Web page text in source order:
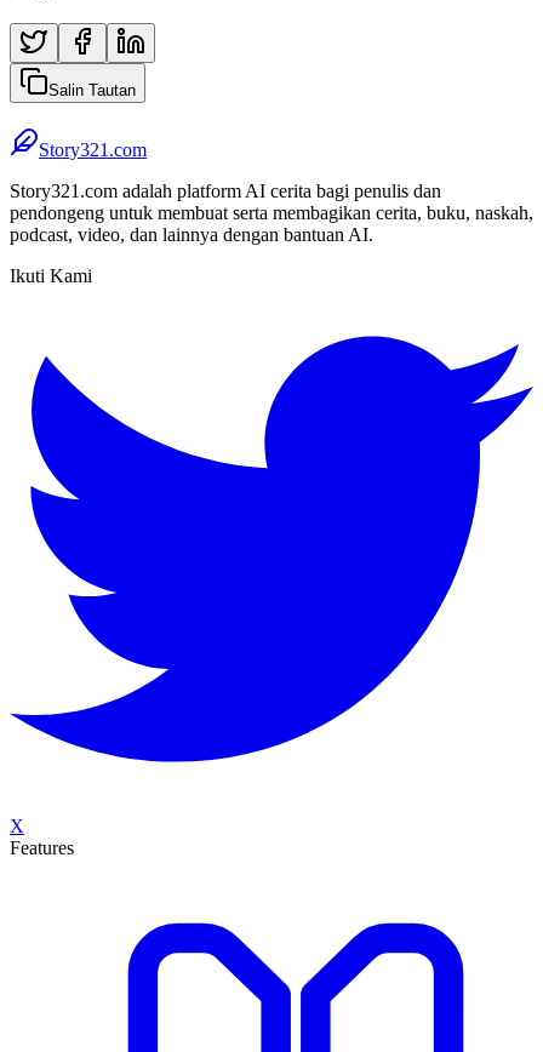
Salin Tautan
Story321.com
Story321.com adalah platform AI cerita bagi penulis dan
pendongeng untuk membuat serta membagikan cerita, buku, naskah,
podcast, video, dan lainnya dengan bantuan AI.
Ikuti Kami
X
Features